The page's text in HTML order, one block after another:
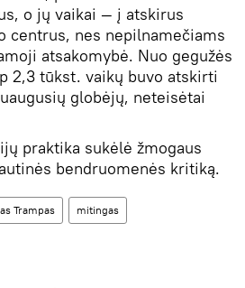
o jų vaikai — į atskirus
centrus, nes nepilnamečiams
atsakomybė. Nuo gegužės
2,3 tūkst. vaikų buvo atskirti
globėjų, neteisėtai
praktika sukėlė žmogaus
bendruomenės kritiką.
Trampas mitingas